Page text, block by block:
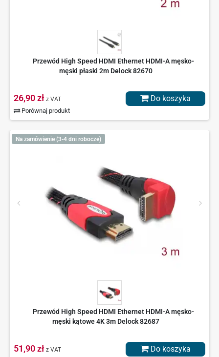
Przewód High Speed HDMI Ethernet HDMI-A męsko-
męski płaski 2m Delock 82670
26,90 zł z VAT
Porównaj produkt
Do koszyka
Na zamówienie (3-4 dni robocze)
Przewód High Speed HDMI Ethernet HDMI-A męsko-
męski kątowe 4K 3m Delock 82687
51,90 zł z VAT Do koszyka